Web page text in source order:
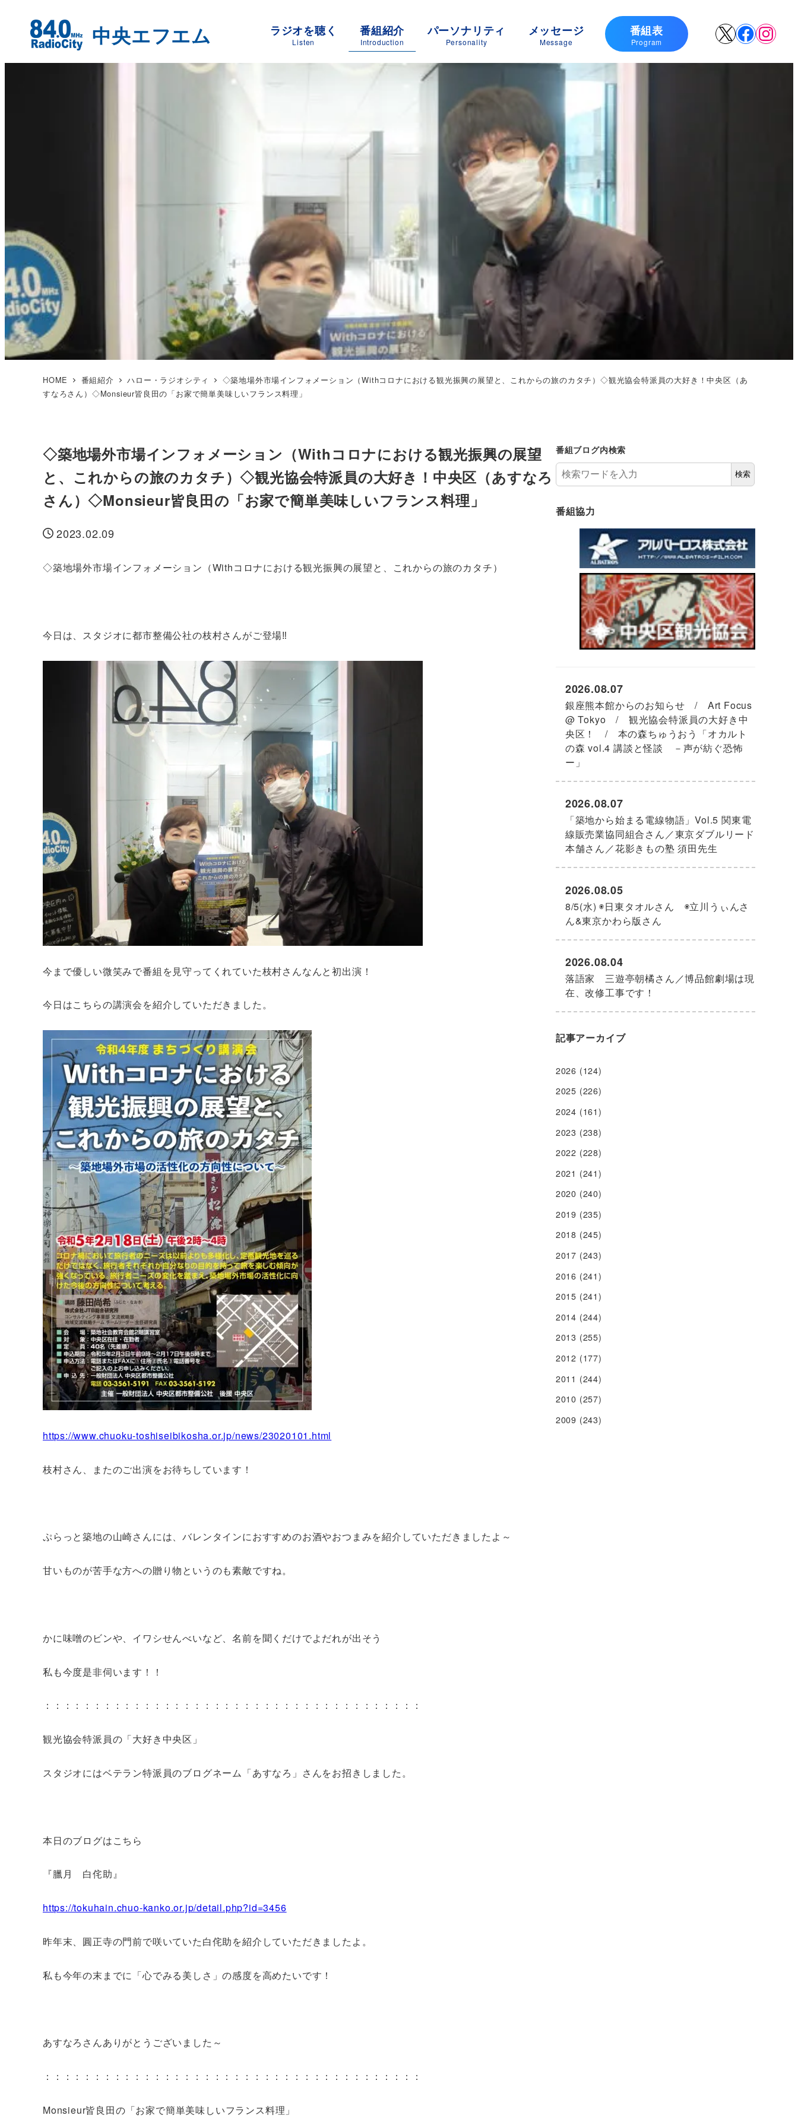
X
ラジオを聴く
Listen
番組紹介
Introduction
パーソナリティ
Personality
メッセージ
Message
番組表
Program
HOME 番組紹介 ハロー・ラジオシティ
◇築地場外市場インフォメーション（Withコロナにおける観光振興の展望と、これからの旅のカタチ）◇観光協会特派員の大好き！中央区（あ
すなろさん）◇Monsieur皆良田の「お家で簡単美味しいフランス料理」
◇築地場外市場インフォメーション（Withコロナにおける観光振興の展望
と、これからの旅のカタチ）◇観光協会特派員の大好き！中央区（あすなろ
さん）◇Monsieur皆良田の「お家で簡単美味しいフランス料理」
投稿日
2023.02.09
◇築地場外市場インフォメーション（Withコロナにおける観光振興の展望と、これからの旅のカタチ）
今日は、スタジオに都市整備公社の枝村さんがご登場‼
今まで優しい微笑みで番組を見守ってくれていた枝村さんなんと初出演！
今日はこちらの講演会を紹介していただきました。
https://www.chuoku-toshiseibikosha.or.jp/news/23020101.html
枝村さん、またのご出演をお待ちしています！
ぷらっと築地の山崎さんには、バレンタインにおすすめのお酒やおつまみを紹介していただきましたよ～
甘いものが苦手な方への贈り物というのも素敵ですね。
かに味噌のビンや、イワシせんべいなど、名前を聞くだけでよだれが出そう
私も今度是非伺います！！
：：：：：：：：：：：：：：：：：：：：：：：：：：：：：：：：：：：：：：
観光協会特派員の「大好き中央区」
スタジオにはベテラン特派員のブログネーム「あすなろ」さんをお招きしました。
本日のブログはこちら
『臘月 白侘助』
https://tokuhain.chuo-kanko.or.jp/detail.php?id=3456
昨年末、圓正寺の門前で咲いていた白侘助を紹介していただきましたよ。
私も今年の末までに「心でみる美しさ」の感度を高めたいです！
あすなろさんありがとうございました～
：：：：：：：：：：：：：：：：：：：：：：：：：：：：：：：：：：：：：：
Monsieur皆良田の「お家で簡単美味しいフランス料理」
番組ブログ内検索
検索
番組協力
銀座熊本館からのお知らせ / Art Focus
@ Tokyo / 観光協会特派員の大好き中
央区！ / 本の森ちゅうおう「オカルト
の森 vol.4 講談と怪談 －声が紡ぐ恐怖
ー」
2026.08.07
「築地から始まる電線物語」Vol.5 関東電
線販売業協同組合さん／東京ダブルリード
本舗さん／花影きもの塾 須田先生
2026.08.07
8/5(水) ◉日東タオルさん ◉立川うぃんさ
ん&東京かわら版さん
2026.08.05
落語家 三遊亭朝橘さん／博品館劇場は現
在、改修工事です！
2026.08.04
記事アーカイブ
2026 (124)
2025 (226)
2024 (161)
2023 (238)
2022 (228)
2021 (241)
2020 (240)
2019 (235)
2018 (245)
2017 (243)
2016 (241)
2015 (241)
2014 (244)
2013 (255)
2012 (177)
2011 (244)
2010 (257)
2009 (243)